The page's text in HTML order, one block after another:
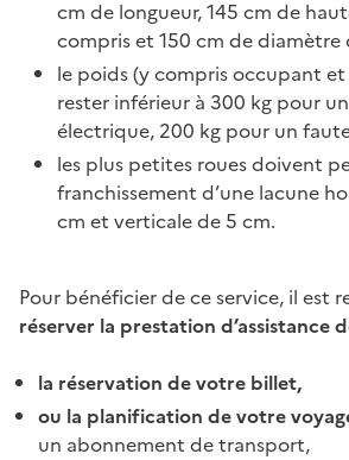
cm de longueur, 145 cm de
compris et 150 cm de diamètre
le poids (y compris occupant
rester inférieur à 300 kg pour
électrique, 200 kg pour un
les plus petites roues doivent
franchissement d’une lacune
cm et verticale de 5 cm.
Pour bénéficier de ce service, il est
réserver la prestation d’assistance
la réservation de votre billet,
ou la planification de votre
un abonnement de transport,